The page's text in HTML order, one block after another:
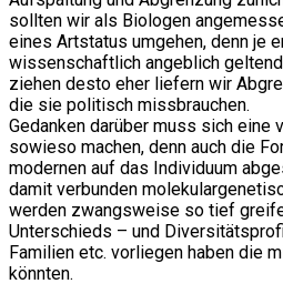
sollten wir als Biologen
eines Artstatus umgehen, denn je
wissenschaftlich angeblich
ziehen desto eher liefern wir
die sie politisch missbrauchen.
Gedanken darüber muss sich
sowieso machen, denn auch die
modernen auf das Individuum
damit verbunden
werden zwangsweise so tief
Unterschieds – und
Familien etc. vorliegen haben die
könnten.